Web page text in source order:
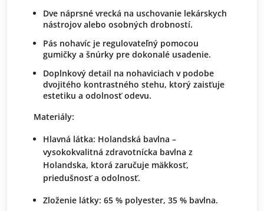
Dve náprsné vrecká na uschovanie lekárskych
nástrojov alebo osobných drobností.
Pás nohavíc je regulovateľný pomocou
gumičky a šnúrky pre dokonalé usadenie.
Doplnkový detail na nohaviciach v podobe
dvojitého kontrastného stehu, ktorý zaisťuje
estetiku a odolnosť odevu.
Materiály:
Hlavná látka: Holandská bavlna –
vysokokvalitná zdravotnícka bavlna z
Holandska, ktorá zaručuje mäkkosť,
priedušnosť a odolnosť.
Zloženie látky: 65 % polyester, 35 % bavlna.